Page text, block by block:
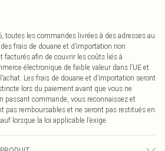
les commandes livrées à des adresses au
frais de douane et d’importation non
facturés afin de couvrir les coûts liés à
électronique de faible valeur dans l’UE et
Les frais de douane et d’importation seront
lors du paiement avant que vous ne
passant commande, vous reconnaissez et
pas remboursables et ne seront pas restitués en
lorsque la loi applicable l’exige.